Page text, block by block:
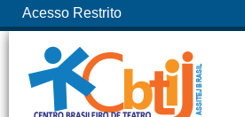
Acesso Restrito